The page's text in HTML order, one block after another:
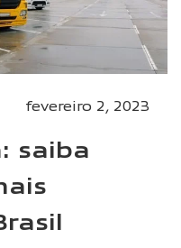
fevereiro 2, 2023
saiba